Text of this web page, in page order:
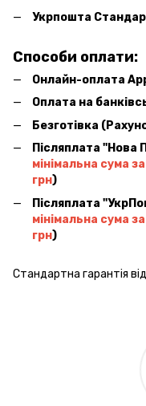
Укрпошта
Способи оплати:
Онлайн-оплата
Оплата на
Безготівка
Післяплата ''Нова
мінімальна сума
грн)
Післяплата
мінімальна сума
грн)
Стандартна гарантія